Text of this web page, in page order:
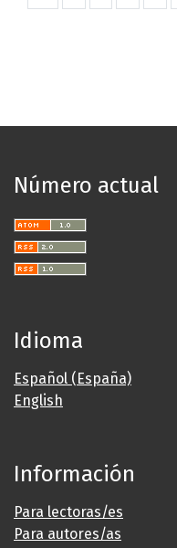
Número actual
Idioma
Español (España)
English
Información
Para lectoras/es
Para autores/as